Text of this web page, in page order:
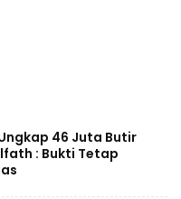
46 Juta Butir
: Bukti Tetap